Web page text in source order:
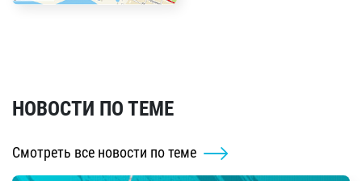
НОВОСТИ ПО ТЕМЕ
Смотреть все новости по теме